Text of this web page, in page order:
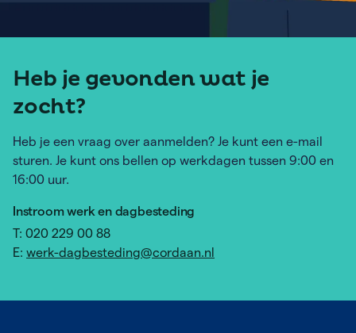
Heb je gevonden wat je
zocht?
Heb je een vraag over aanmelden? Je kunt een e-mail
sturen. Je kunt ons bellen op werkdagen tussen 9:00 en
16:00 uur.
Instroom werk en dagbesteding
T: 020 229 00 88
E: werk-dagbesteding@cordaan.nl